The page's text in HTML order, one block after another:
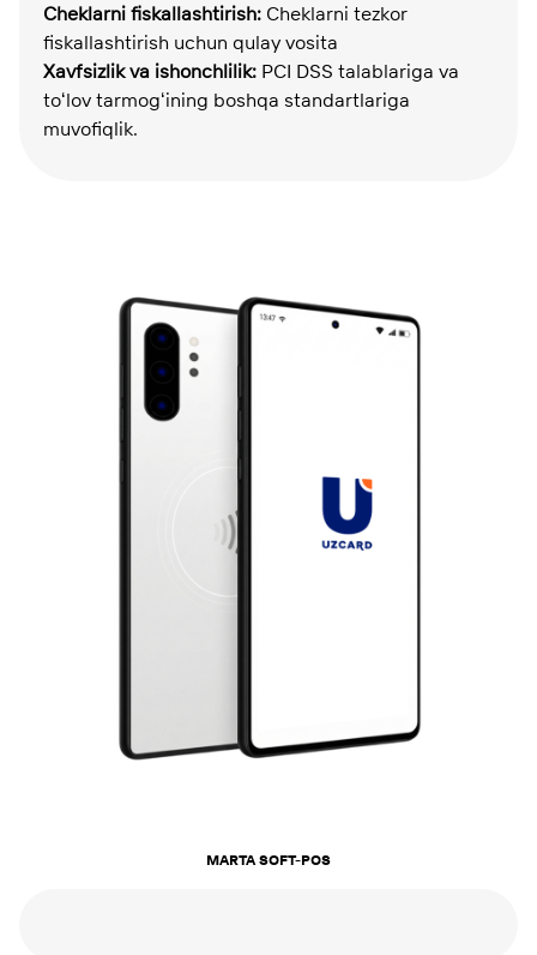
Cheklarni fiskallashtirish: Cheklarni tezkor
fiskallashtirish uchun qulay vosita
Xavfsizlik va ishonchlilik: PCI DSS talablariga va
toʻlov tarmogʻining boshqa standartlariga
muvofiqlik.
MARTA SOFT-POS